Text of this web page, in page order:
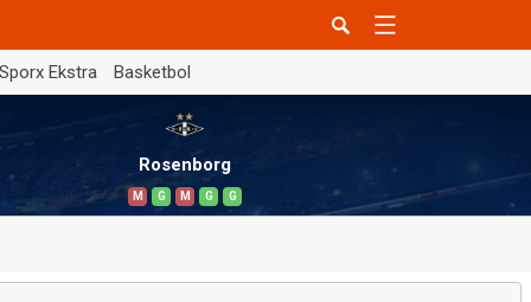
Sporx Ekstra Basketbol
Rosenborg
M G M G G